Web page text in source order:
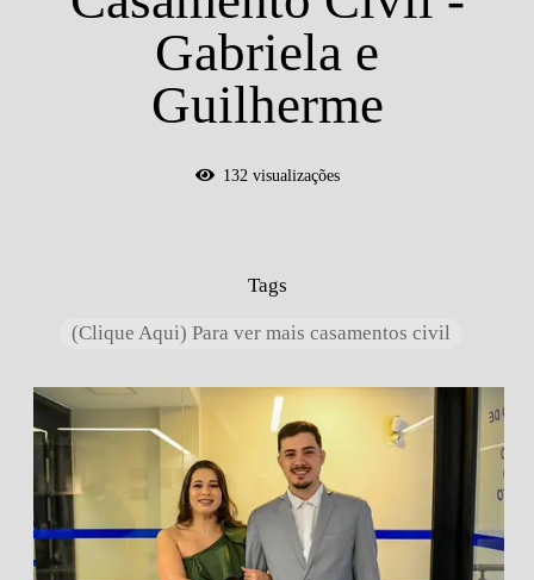
Gabriela e
Guilherme
132visualizações
Tags
(Clique Aqui) Para ver mais casamentos civil